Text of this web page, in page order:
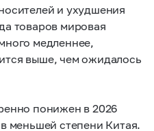
и ухудшения
товаров мировая
медленнее,
выше, чем ожидалось
понижен в 2026
меньшей степени Китая.